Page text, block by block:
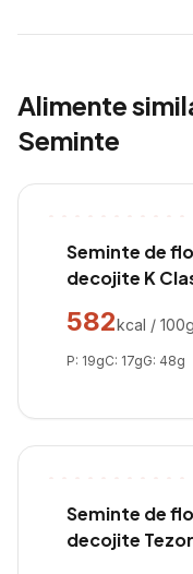
Alimente
Seminte
Seminte de
decojite K
582kcal / 100g
P: 19gC: 17gG: 48g
Seminte de
decojite